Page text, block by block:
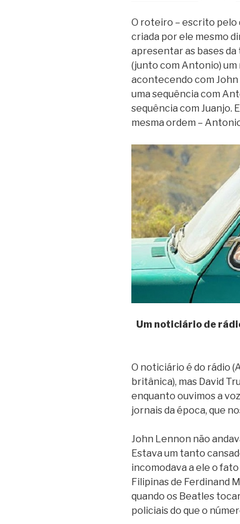
O roteiro – escrito pelo
criada por ele mesmo
apresentar as bases
(junto com Antonio)
acontecendo com John
uma sequência com
sequência com Juanjo.
mesma ordem –
Um noticiário de
O noticiário é do rádio
britânica), mas David
enquanto ouvimos a
jornais da época, que
John Lennon não
Estava um tanto
incomodava a ele o
Filipinas de Ferdinand
quando os Beatles
policiais do que o